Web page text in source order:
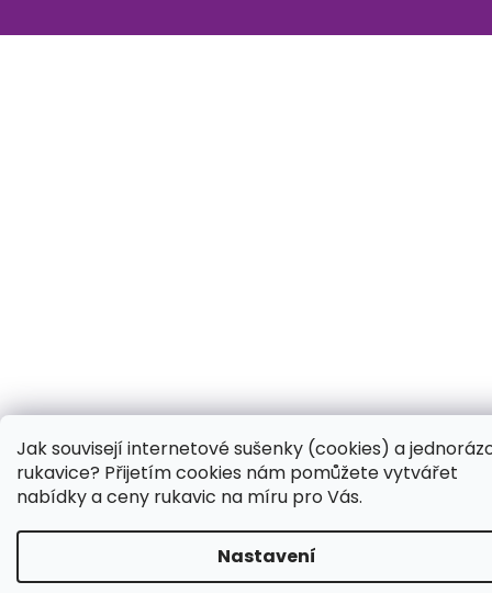
Jak souvisejí internetové sušenky (cookies) a
rukavice? Přijetím cookies nám pomůžete vytvářet
nabídky a ceny rukavic na míru pro Vás.
Nastavení